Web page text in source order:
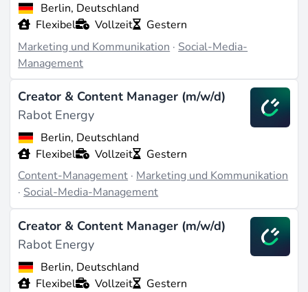
Berlin, Deutschland
Flexibel
Vollzeit
Gestern
Marketing und Kommunikation · Social-Media-
Management
Creator & Content Manager (m/w/d)
Rabot Energy
Berlin, Deutschland
Flexibel
Vollzeit
Gestern
Content-Management · Marketing und Kommunikation
· Social-Media-Management
Creator & Content Manager (m/w/d)
Rabot Energy
Berlin, Deutschland
Flexibel
Vollzeit
Gestern